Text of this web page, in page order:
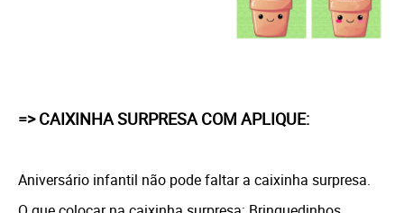
=> CAIXINHA SURPRESA COM APLIQUE:
Aniversário infantil não pode faltar a caixinha surpresa.